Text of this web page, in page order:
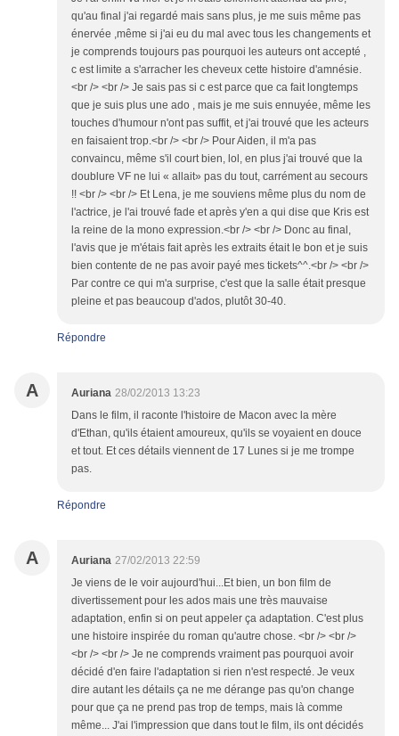
qu'au final j'ai regardé mais sans plus, je me suis même pas
énervée ,même si j'ai eu du mal avec tous les changements et
je comprends toujours pas pourquoi les auteurs ont accepté ,
c est limite a s'arracher les cheveux cette histoire d'amnésie.
<br /> <br /> Je sais pas si c est parce que ca fait longtemps
que je suis plus une ado , mais je me suis ennuyée, même les
touches d'humour n'ont pas suffit, et j'ai trouvé que les acteurs
en faisaient trop.<br /> <br /> Pour Aiden, il m'a pas
convaincu, même s'il court bien, lol, en plus j'ai trouvé que la
doublure VF ne lui « allait» pas du tout, carrément au secours
!! <br /> <br /> Et Lena, je me souviens même plus du nom de
l'actrice, je l'ai trouvé fade et après y'en a qui dise que Kris est
la reine de la mono expression.<br /> <br /> Donc au final,
l'avis que je m'étais fait après les extraits était le bon et je suis
bien contente de ne pas avoir payé mes tickets^^.<br /> <br />
Par contre ce qui m'a surprise, c'est que la salle était presque
pleine et pas beaucoup d'ados, plutôt 30-40.
Répondre
A Auriana 28/02/2013 13:23
Dans le film, il raconte l'histoire de Macon avec la mère
d'Ethan, qu'ils étaient amoureux, qu'ils se voyaient en douce
et tout. Et ces détails viennent de 17 Lunes si je me trompe
pas.
Répondre
A Auriana 27/02/2013 22:59
Je viens de le voir aujourd'hui...Et bien, un bon film de
divertissement pour les ados mais une très mauvaise
adaptation, enfin si on peut appeler ça adaptation. C'est plus
une histoire inspirée du roman qu'autre chose. <br /> <br />
<br /> <br /> Je ne comprends vraiment pas pourquoi avoir
décidé d'en faire l'adaptation si rien n'est respecté. Je veux
dire autant les détails ça ne me dérange pas qu'on change
pour que ça ne prend pas trop de temps, mais là comme
même... J'ai l'impression que dans tout le film, ils ont décidés